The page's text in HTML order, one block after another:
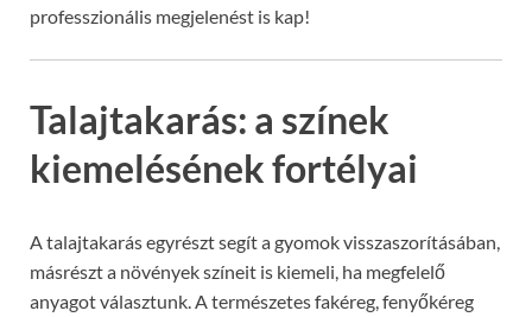
professzionális megjelenést is kap!
Talajtakarás: a színek
kiemelésének fortélyai
A talajtakarás egyrészt segít a gyomok visszaszorításában,
másrészt a növények színeit is kiemeli, ha megfelelő
anyagot választunk. A természetes fakéreg, fenyőkéreg